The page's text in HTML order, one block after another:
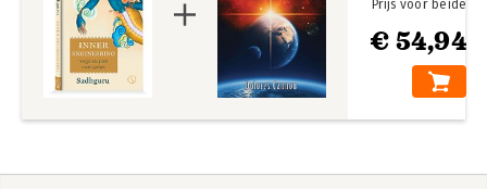
€ 54,94
Prijs voor beide